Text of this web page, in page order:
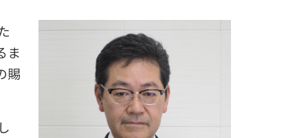
ま
賜